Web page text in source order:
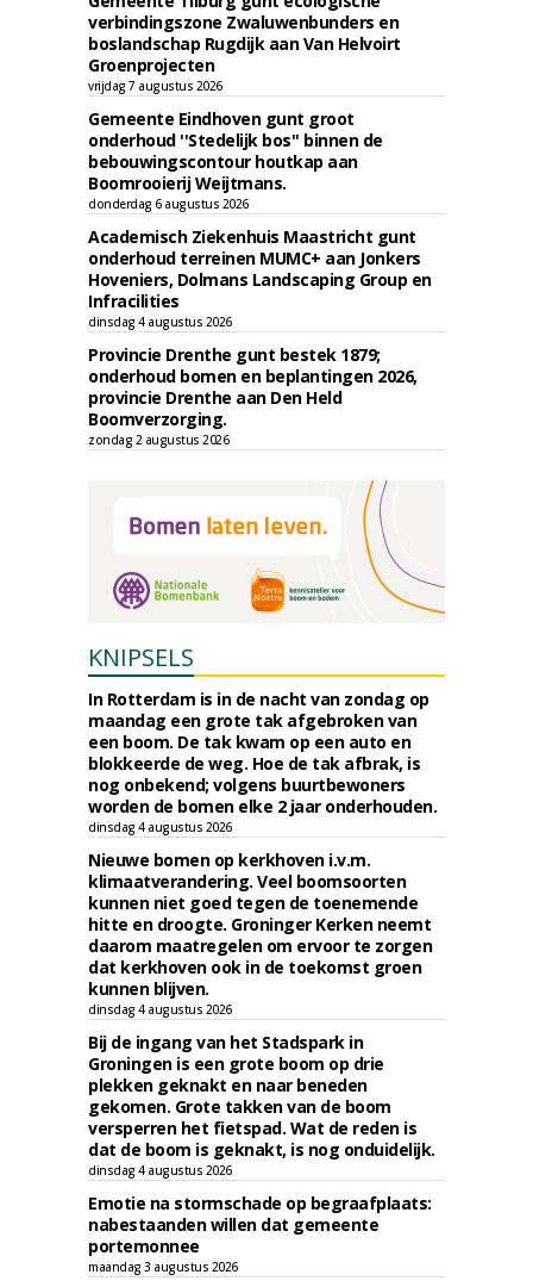
verbindingszone Zwaluwenbunders en
boslandschap Rugdijk aan Van Helvoirt
Groenprojecten
vrijdag 7 augustus 2026
Gemeente Eindhoven gunt groot
onderhoud ''Stedelijk bos'' binnen de
bebouwingscontour houtkap aan
Boomrooierij Weijtmans.
donderdag 6 augustus 2026
Academisch Ziekenhuis Maastricht gunt
onderhoud terreinen MUMC+ aan Jonkers
Hoveniers, Dolmans Landscaping Group en
Infracilities
dinsdag 4 augustus 2026
Provincie Drenthe gunt bestek 1879;
onderhoud bomen en beplantingen 2026,
provincie Drenthe aan Den Held
Boomverzorging.
zondag 2 augustus 2026
KNIPSELS
In Rotterdam is in de nacht van zondag op
maandag een grote tak afgebroken van
een boom. De tak kwam op een auto en
blokkeerde de weg. Hoe de tak afbrak, is
nog onbekend; volgens buurtbewoners
worden de bomen elke 2 jaar onderhouden.
dinsdag 4 augustus 2026
Nieuwe bomen op kerkhoven i.v.m.
klimaatverandering. Veel boomsoorten
kunnen niet goed tegen de toenemende
hitte en droogte. Groninger Kerken neemt
daarom maatregelen om ervoor te zorgen
dat kerkhoven ook in de toekomst groen
kunnen blijven.
dinsdag 4 augustus 2026
Bij de ingang van het Stadspark in
Groningen is een grote boom op drie
plekken geknakt en naar beneden
gekomen. Grote takken van de boom
versperren het fietspad. Wat de reden is
dat de boom is geknakt, is nog onduidelijk.
dinsdag 4 augustus 2026
Emotie na stormschade op begraafplaats:
nabestaanden willen dat gemeente
portemonnee
maandag 3 augustus 2026